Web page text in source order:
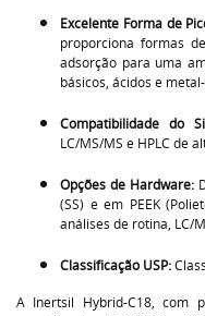
Excelente Forma de
proporciona formas
adsorção para uma
básicos, ácidos e
Compatibilidade do
LC/MS/MS e HPLC de
Opções de Hardware:
(SS) e em PEEK
análises de rotina, LC/
Classificação USP:
A Inertsil Hybrid-C18, com